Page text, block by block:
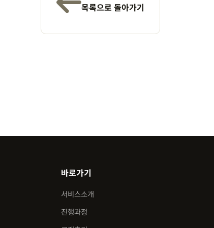
목록으로 돌아가기
바로가기
서비스소개
진행과정